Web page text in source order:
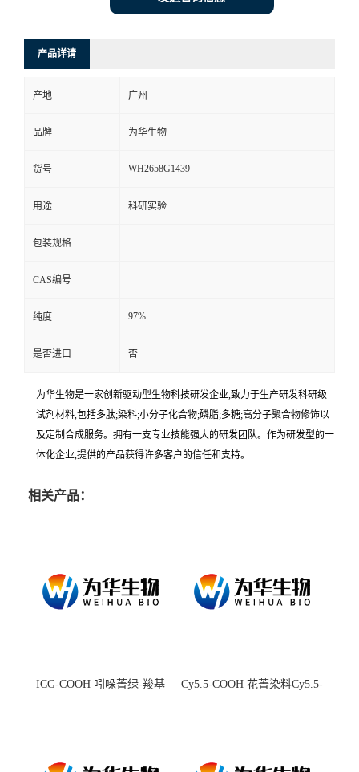
产品详请
产地 广州
品牌 为华生物
货号 WH2658G1439
用途 科研实验
包装规格
CAS编号
纯度 97%
是否进口 否
为华生物是一家创新驱动型生物科技研发企业,致力于生产研发科研级
试剂材料,包括多肽;染料;小分子化合物;磷脂;多糖;高分子聚合物修饰以
及定制合成服务。拥有一支专业技能强大的研发团队。作为研发型的一
体化企业,提供的产品获得许多客户的信任和支持。
相关产品：
ICG-COOH 吲哚菁绿-羧基
Cy5.5-COOH 花菁染料Cy5.5-